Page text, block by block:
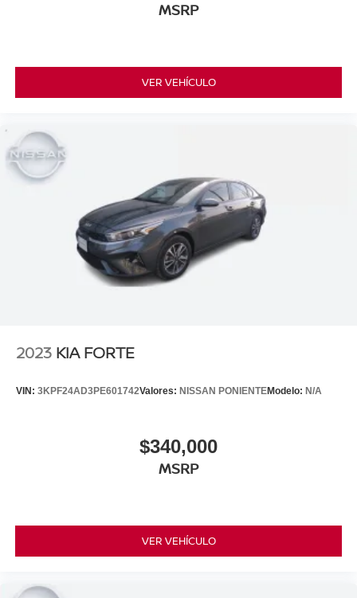
MSRP
VER VEHÍCULO
2023 KIA FORTE
VIN: 3KPF24AD3PE601742Valores: NISSAN PONIENTEModelo: N/A
$340,000
MSRP
VER VEHÍCULO